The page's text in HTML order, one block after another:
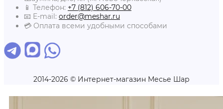
📱 Телефон: +7 (812) 606-70-00
📧 E-mail: order@meshar.ru
💳 Оплата всеми удобными способами
2014-2026 © Интернет-магазин Месье Шар